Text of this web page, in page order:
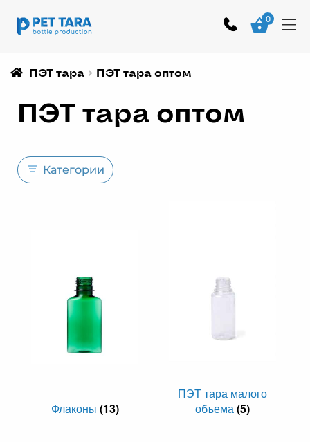
0
ПЭТ тара ПЭТ тара оптом
ПЭТ тара оптом
Категории
Флаконы (13)
ПЭТ тара малого
объема(5)